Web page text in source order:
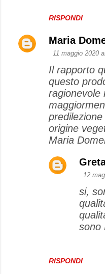
RISPONDI
Maria
11 maggio 2020
Il rapporto
questo
ragionevole
origine
Maria
RISPONDI
12
si,
sono